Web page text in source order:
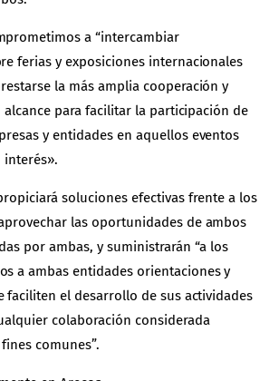
a “intercambiar
ferias y exposiciones internacionales
la más amplia cooperación y
alcance para facilitar la participación de
y entidades en aquellos eventos
interés».
soluciones efectivas frente a los
las oportunidades de ambos
por ambas, y suministrarán “a los
a ambas entidades orientaciones y
faciliten el desarrollo de sus actividades
colaboración considerada
comunes”.